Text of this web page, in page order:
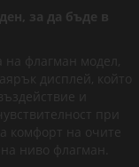
за да бъде в
на флагман модел,
дисплей, който
и
при
комфорт на очите
ниво флагман.